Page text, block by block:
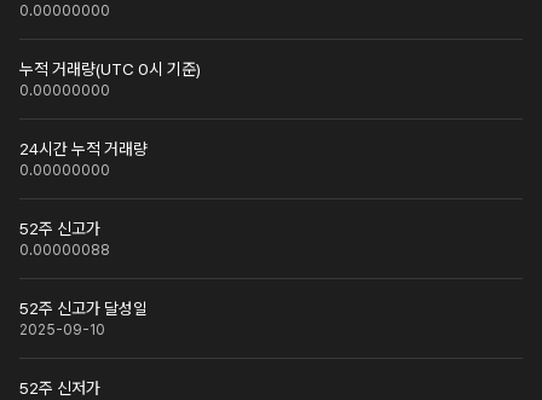
0.00000000
누적 거래량(UTC 0시 기준)
0.00000000
24시간 누적 거래량
0.00000000
52주 신고가
0.00000088
52주 신고가 달성일
2025-09-10
52주 신저가